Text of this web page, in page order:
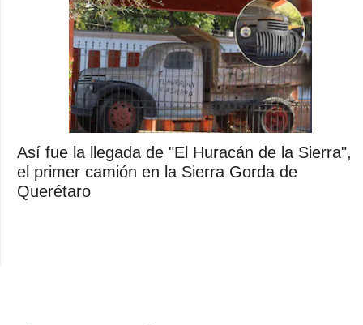
Así fue la llegada de "El Huracán de la Sierra",
el primer camión en la Sierra Gorda de
Querétaro